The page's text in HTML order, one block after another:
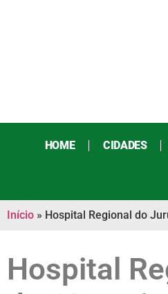
HOME CIDADES
Início » Hospital Regional do
Hospital